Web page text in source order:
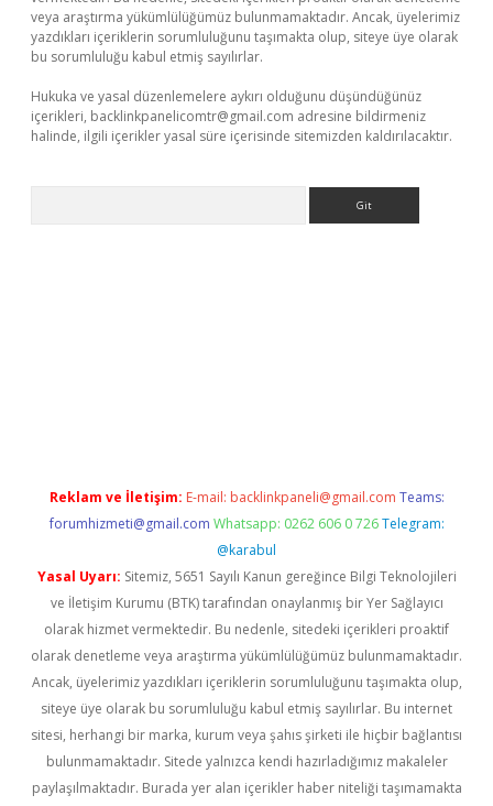
veya araştırma yükümlülüğümüz bulunmamaktadır. Ancak, üyelerimiz
yazdıkları içeriklerin sorumluluğunu taşımakta olup, siteye üye olarak
bu sorumluluğu kabul etmiş sayılırlar.
Hukuka ve yasal düzenlemelere aykırı olduğunu düşündüğünüz
içerikleri, backlinkpanelicomtr@gmail.com adresine bildirmeniz
halinde, ilgili içerikler yasal süre içerisinde sitemizden kaldırılacaktır.
Reklam ve İletişim: E-mail: backlinkpaneli@gmail.com Teams:
forumhizmeti@gmail.com Whatsapp: 0262 606 0 726 Telegram:
@karabul
Yasal Uyarı: Sitemiz, 5651 Sayılı Kanun gereğince Bilgi Teknolojileri
ve İletişim Kurumu (BTK) tarafından onaylanmış bir Yer Sağlayıcı
olarak hizmet vermektedir. Bu nedenle, sitedeki içerikleri proaktif
olarak denetleme veya araştırma yükümlülüğümüz bulunmamaktadır.
Ancak, üyelerimiz yazdıkları içeriklerin sorumluluğunu taşımakta olup,
siteye üye olarak bu sorumluluğu kabul etmiş sayılırlar. Bu internet
sitesi, herhangi bir marka, kurum veya şahıs şirketi ile hiçbir bağlantısı
bulunmamaktadır. Sitede yalnızca kendi hazırladığımız makaleler
paylaşılmaktadır. Burada yer alan içerikler haber niteliği taşımamakta